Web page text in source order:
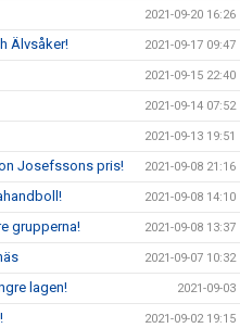
2021-09-20 16:26
Älvsåker! 2021-09-17 09:47
2021-09-15 22:40
2021-09-14 07:52
2021-09-13 19:51
Josefssons pris! 2021-09-08 21:16
2021-09-08 14:10
grupperna! 2021-09-08 13:37
2021-09-07 10:32
lagen! 2021-09-03
2021-09-02 19:15